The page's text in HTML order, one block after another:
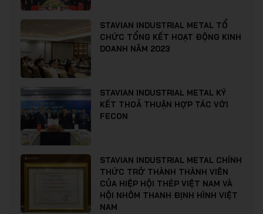
STAVIAN INDUSTRIAL METAL TỔ
CHỨC TỔNG KẾT HOẠT ĐỘNG KINH
DOANH NĂM 2023
STAVIAN INDUSTRIAL METAL KÝ
KẾT THOẢ THUẬN HỢP TÁC VỚI
FECON
STAVIAN INDUSTRIAL METAL CHÍNH
THỨC TRỞ THÀNH THÀNH VIÊN
CỦA HIỆP HỘI THÉP VIỆT NAM VÀ
HỘI NHÔM THANH ĐỊNH HÌNH VIỆT
NAM